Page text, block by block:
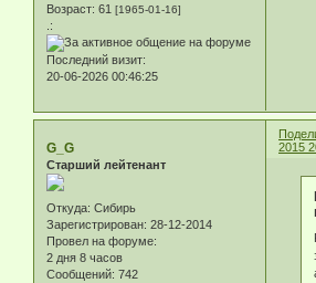
Возраст: 61 [1965-01-16]
.:
Последний визит:
20-06-2026 00:46:25
2015
G_G
Старший лейтенант
Откуда: Сибирь
Зарегистрирован: 28-12-2014
Провел на форуме:
2 дня 8 часов
Сообщений: 742